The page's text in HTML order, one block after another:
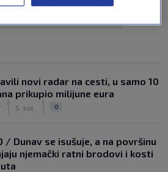
novi radar na cesti, u samo 10
prikupio milijune eura
5. kol. 0
/ Dunav se isušuje, a na površinu
njemački ratni brodovi i kosti